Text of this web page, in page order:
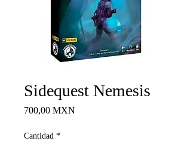
Sidequest Nemesis
700,00 MXN
Cantidad *